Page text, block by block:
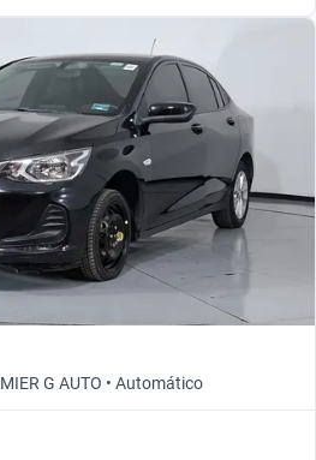
G AUTO • Automático